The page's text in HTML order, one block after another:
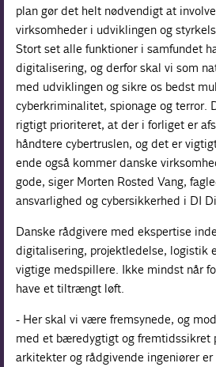
plan gør det helt nødvendigt at
virksomheder i udviklingen og
Stort set alle funktioner i samfundet
digitalisering, og derfor skal vi som
med udviklingen og sikre os bedst
cyberkriminalitet, spionage og terror.
rigtigt prioriteret, at der i forliget er
håndtere cybertruslen, og det er
ende også kommer danske
gode, siger Morten Rosted Vang,
ansvarlighed og cybersikkerhed i DI
Danske rådgivere med ekspertise
digitalisering, projektledelse, logistik
vigtige medspillere. Ikke mindst når
have et tiltrængt løft.
- Her skal vi være fremsynede, og
med et bæredygtigt og fremtidssikret
arkitekter og rådgivende ingeniører